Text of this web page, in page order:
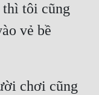
thì tôi cũng
vẻ bề
chơi cũng